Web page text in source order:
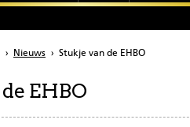
› Nieuws › Stukje van de EHBO
EHBO